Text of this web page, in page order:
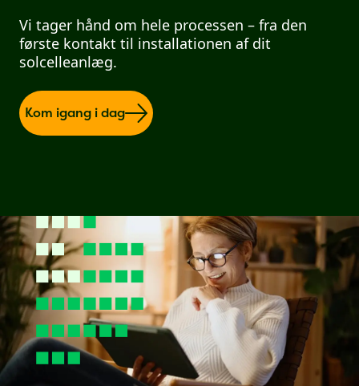
Vi tager hånd om hele processen – fra den
første kontakt til installationen af dit
solcelleanlæg.
Kom igang i dag